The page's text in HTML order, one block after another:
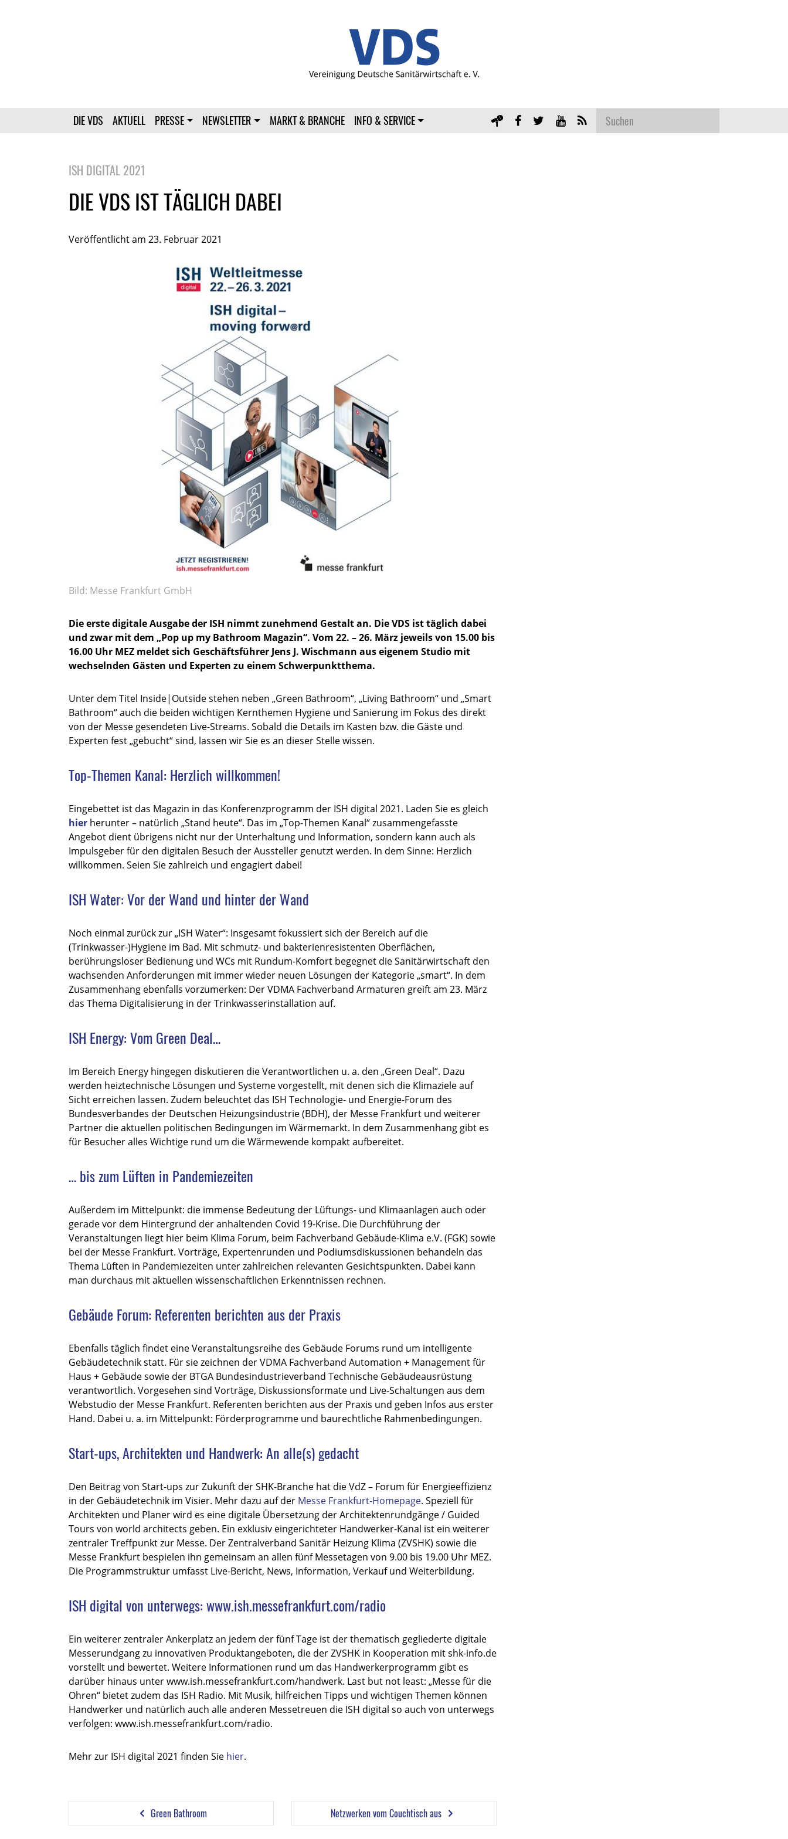
DIE VDS AKTUELL PRESSE NEWSLETTER MARKT & BRANCHE INFO & SERVICE
ISH DIGITAL 2021
DIE VDS IST TÄGLICH DABEI
Veröffentlicht am 23. Februar 2021
Bild: Messe Frankfurt GmbH
Die erste digitale Ausgabe der ISH nimmt zunehmend Gestalt an. Die VDS ist täglich dabei
und zwar mit dem „Pop up my Bathroom Magazin“. Vom 22. – 26. März jeweils von 15.00 bis
16.00 Uhr MEZ meldet sich Geschäftsführer Jens J. Wischmann aus eigenem Studio mit
wechselnden Gästen und Experten zu einem Schwerpunktthema.
Unter dem Titel Inside|Outside stehen neben „Green Bathroom“, „Living Bathroom“ und „Smart
Bathroom“ auch die beiden wichtigen Kernthemen Hygiene und Sanierung im Fokus des direkt
von der Messe gesendeten Live-Streams. Sobald die Details im Kasten bzw. die Gäste und
Experten fest „gebucht“ sind, lassen wir Sie es an dieser Stelle wissen.
Top-Themen Kanal: Herzlich willkommen!
Eingebettet ist das Magazin in das Konferenzprogramm der ISH digital 2021. Laden Sie es gleich
hier herunter – natürlich „Stand heute“. Das im „Top-Themen Kanal“ zusammengefasste
Angebot dient übrigens nicht nur der Unterhaltung und Information, sondern kann auch als
Impulsgeber für den digitalen Besuch der Aussteller genutzt werden. In dem Sinne: Herzlich
willkommen. Seien Sie zahlreich und engagiert dabei!
ISH Water: Vor der Wand und hinter der Wand
Noch einmal zurück zur „ISH Water“: Insgesamt fokussiert sich der Bereich auf die
(Trinkwasser-)Hygiene im Bad. Mit schmutz- und bakterienresistenten Oberflächen,
berührungsloser Bedienung und WCs mit Rundum-Komfort begegnet die Sanitärwirtschaft den
wachsenden Anforderungen mit immer wieder neuen Lösungen der Kategorie „smart“. In dem
Zusammenhang ebenfalls vorzumerken: Der VDMA Fachverband Armaturen greift am 23. März
das Thema Digitalisierung in der Trinkwasserinstallation auf.
ISH Energy: Vom Green Deal…
Im Bereich Energy hingegen diskutieren die Verantwortlichen u. a. den „Green Deal“. Dazu
werden heiztechnische Lösungen und Systeme vorgestellt, mit denen sich die Klimaziele auf
Sicht erreichen lassen. Zudem beleuchtet das ISH Technologie- und Energie-Forum des
Bundesverbandes der Deutschen Heizungsindustrie (BDH), der Messe Frankfurt und weiterer
Partner die aktuellen politischen Bedingungen im Wärmemarkt. In dem Zusammenhang gibt es
für Besucher alles Wichtige rund um die Wärmewende kompakt aufbereitet.
… bis zum Lüften in Pandemiezeiten
Außerdem im Mittelpunkt: die immense Bedeutung der Lüftungs- und Klimaanlagen auch oder
gerade vor dem Hintergrund der anhaltenden Covid 19-Krise. Die Durchführung der
Veranstaltungen liegt hier beim Klima Forum, beim Fachverband Gebäude-Klima e.V. (FGK) sowie
bei der Messe Frankfurt. Vorträge, Expertenrunden und Podiumsdiskussionen behandeln das
Thema Lüften in Pandemiezeiten unter zahlreichen relevanten Gesichtspunkten. Dabei kann
man durchaus mit aktuellen wissenschaftlichen Erkenntnissen rechnen.
Gebäude Forum: Referenten berichten aus der Praxis
Ebenfalls täglich findet eine Veranstaltungsreihe des Gebäude Forums rund um intelligente
Gebäudetechnik statt. Für sie zeichnen der VDMA Fachverband Automation + Management für
Haus + Gebäude sowie der BTGA Bundesindustrieverband Technische Gebäudeausrüstung
verantwortlich. Vorgesehen sind Vorträge, Diskussionsformate und Live-Schaltungen aus dem
Webstudio der Messe Frankfurt. Referenten berichten aus der Praxis und geben Infos aus erster
Hand. Dabei u. a. im Mittelpunkt: Förderprogramme und baurechtliche Rahmenbedingungen.
Start-ups, Architekten und Handwerk: An alle(s) gedacht
Den Beitrag von Start-ups zur Zukunft der SHK-Branche hat die VdZ – Forum für Energieeffizienz
in der Gebäudetechnik im Visier. Mehr dazu auf der Messe Frankfurt-Homepage. Speziell für
Architekten und Planer wird es eine digitale Übersetzung der Architektenrundgänge / Guided
Tours von world architects geben. Ein exklusiv eingerichteter Handwerker-Kanal ist ein weiterer
zentraler Treffpunkt zur Messe. Der Zentralverband Sanitär Heizung Klima (ZVSHK) sowie die
Messe Frankfurt bespielen ihn gemeinsam an allen fünf Messetagen von 9.00 bis 19.00 Uhr MEZ.
Die Programmstruktur umfasst Live-Bericht, News, Information, Verkauf und Weiterbildung.
ISH digital von unterwegs: www.ish.messefrankfurt.com/radio
Ein weiterer zentraler Ankerplatz an jedem der fünf Tage ist der thematisch gegliederte digitale
Messerundgang zu innovativen Produktangeboten, die der ZVSHK in Kooperation mit shk-info.de
vorstellt und bewertet. Weitere Informationen rund um das Handwerkerprogramm gibt es
darüber hinaus unter www.ish.messefrankfurt.com/handwerk. Last but not least: „Messe für die
Ohren“ bietet zudem das ISH Radio. Mit Musik, hilfreichen Tipps und wichtigen Themen können
Handwerker und natürlich auch alle anderen Messetreuen die ISH digital so auch von unterwegs
verfolgen: www.ish.messefrankfurt.com/radio.
Mehr zur ISH digital 2021 finden Sie hier.
Green Bathroom Netzwerken vom Couchtisch aus